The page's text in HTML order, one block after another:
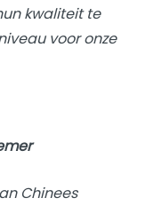
kwaliteit te
voor onze
Chinees